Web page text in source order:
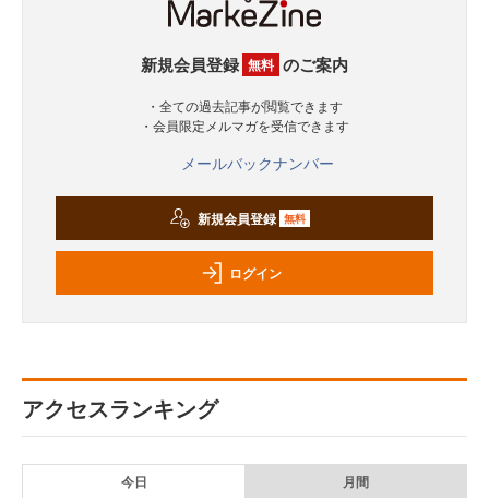
新規会員登録 無料 のご案内
・全ての過去記事が閲覧できます
・会員限定メルマガを受信できます
メールバックナンバー
新規会員登録 無料
ログイン
アクセスランキング
今日 月間